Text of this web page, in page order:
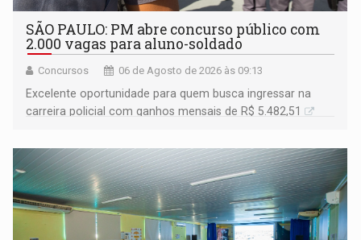
SÃO PAULO: PM abre concurso público com
2.000 vagas para aluno-soldado
Concursos 06 de Agosto de 2026 às 09:13
Excelente oportunidade para quem busca ingressar na
carreira policial com ganhos mensais de R$ 5.482,51